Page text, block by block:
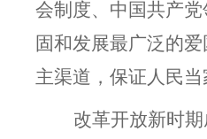
会制度、中国共产
固和发展最广泛的
主渠道，保证人民
改革开放新时